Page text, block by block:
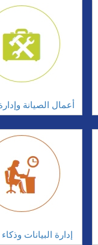
أعمال الصيانة
إدارة البيانات